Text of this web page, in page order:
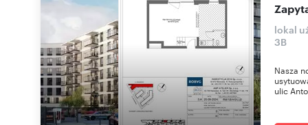
lokal
3B
Nasza
ulic